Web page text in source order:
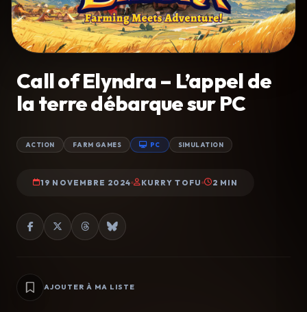
Call of Elyndra – L’appel de
la terre débarque sur PC
ACTION FARM GAMES PC SIMULATION
19 NOVEMBRE 2024 KURRY TOFU 2 MIN
AJOUTER À MA LISTE